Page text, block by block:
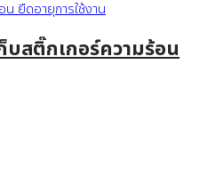
บสติ๊กเกอร์ความร้อน